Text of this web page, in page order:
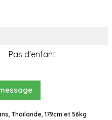
Pas d'enfant
Thaïlande, 179cm et 56kg